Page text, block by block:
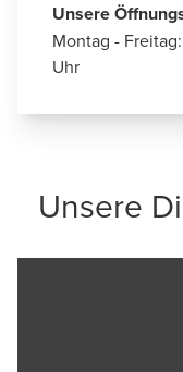
Unsere
Montag -
Uhr
Unsere